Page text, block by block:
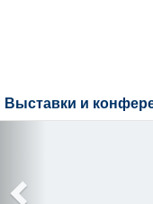
Выставки и